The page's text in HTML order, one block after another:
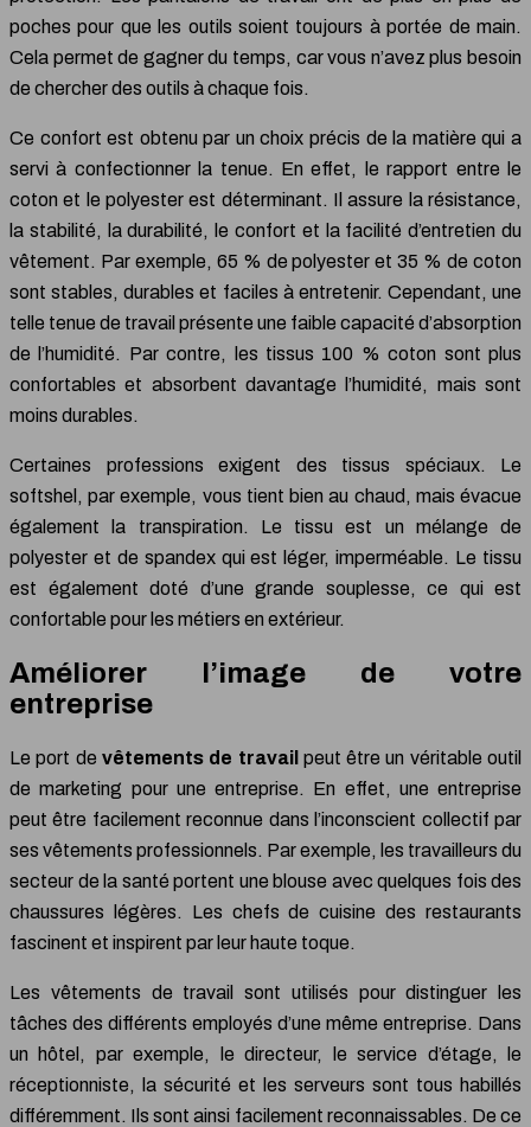
poches pour que les outils soient toujours à portée de main.
Cela permet de gagner du temps, car vous n’avez plus besoin
de chercher des outils à chaque fois.
Ce confort est obtenu par un choix précis de la matière qui a
servi à confectionner la tenue. En effet, le rapport entre le
coton et le polyester est déterminant. Il assure la résistance,
la stabilité, la durabilité, le confort et la facilité d’entretien du
vêtement. Par exemple, 65 % de polyester et 35 % de coton
sont stables, durables et faciles à entretenir. Cependant, une
telle tenue de travail présente une faible capacité d’absorption
de l’humidité. Par contre, les tissus 100 % coton sont plus
confortables et absorbent davantage l’humidité, mais sont
moins durables.
Certaines professions exigent des tissus spéciaux. Le
softshel, par exemple, vous tient bien au chaud, mais évacue
également la transpiration. Le tissu est un mélange de
polyester et de spandex qui est léger, imperméable. Le tissu
est également doté d’une grande souplesse, ce qui est
confortable pour les métiers en extérieur.
Améliorer l’image de votre
entreprise
Le port de vêtements de travail peut être un véritable outil
de marketing pour une entreprise. En effet, une entreprise
peut être facilement reconnue dans l’inconscient collectif par
ses vêtements professionnels. Par exemple, les travailleurs du
secteur de la santé portent une blouse avec quelques fois des
chaussures légères. Les chefs de cuisine des restaurants
fascinent et inspirent par leur haute toque.
Les vêtements de travail sont utilisés pour distinguer les
tâches des différents employés d’une même entreprise. Dans
un hôtel, par exemple, le directeur, le service d’étage, le
réceptionniste, la sécurité et les serveurs sont tous habillés
différemment. Ils sont ainsi facilement reconnaissables. De ce